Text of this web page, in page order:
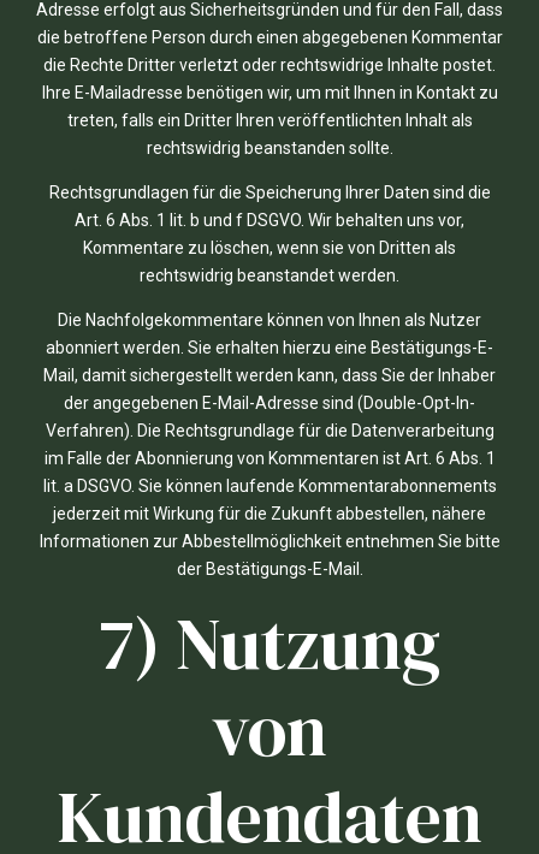
Adresse erfolgt aus Sicherheitsgründen und für den Fall, dass
die betroffene Person durch einen abgegebenen Kommentar
die Rechte Dritter verletzt oder rechtswidrige Inhalte postet.
Ihre E-Mailadresse benötigen wir, um mit Ihnen in Kontakt zu
treten, falls ein Dritter Ihren veröffentlichten Inhalt als
rechtswidrig beanstanden sollte.
Rechtsgrundlagen für die Speicherung Ihrer Daten sind die
Art. 6 Abs. 1 lit. b und f DSGVO. Wir behalten uns vor,
Kommentare zu löschen, wenn sie von Dritten als
rechtswidrig beanstandet werden.
Die Nachfolgekommentare können von Ihnen als Nutzer
abonniert werden. Sie erhalten hierzu eine Bestätigungs-E-
Mail, damit sichergestellt werden kann, dass Sie der Inhaber
der angegebenen E-Mail-Adresse sind (Double-Opt-In-
Verfahren). Die Rechtsgrundlage für die Datenverarbeitung
im Falle der Abonnierung von Kommentaren ist Art. 6 Abs. 1
lit. a DSGVO. Sie können laufende Kommentarabonnements
jederzeit mit Wirkung für die Zukunft abbestellen, nähere
Informationen zur Abbestellmöglichkeit entnehmen Sie bitte
der Bestätigungs-E-Mail.
7) Nutzung
von
Kundendaten